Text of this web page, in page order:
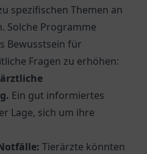
spezifischen Themen an
Solche Programme
Bewusstsein für
Fragen zu erhöhen:
Ein gut informiertes
Lage, sich um ihre
Tierärzte könnten